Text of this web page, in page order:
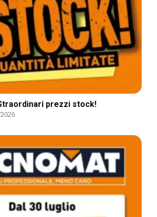
prezzi stock!